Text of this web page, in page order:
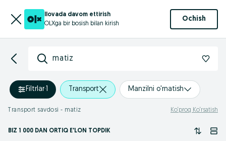
Ilovada davom ettirish
OLXga bir bosish bilan kirish
Ochish
matiz
Filtrlar·1 Transport Manzilni o'rnatish
Transport savdosi - matiz Ko‘proq Ko‘rsatish
BIZ 1 000 DAN ORTIQ E'LON TOPDIK